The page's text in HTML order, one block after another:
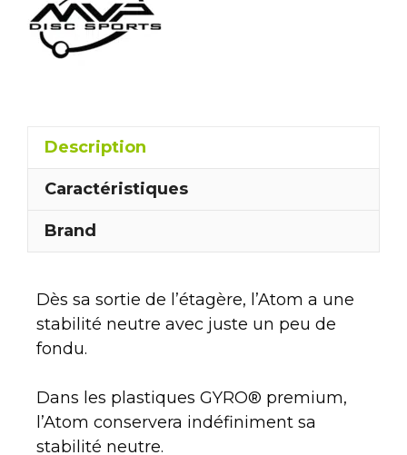
Description
Caractéristiques
Brand
Dès sa sortie de l’étagère, l’Atom a une
stabilité neutre avec juste un peu de
fondu.
Dans les plastiques GYRO® premium,
l’Atom conservera indéfiniment sa
stabilité neutre.